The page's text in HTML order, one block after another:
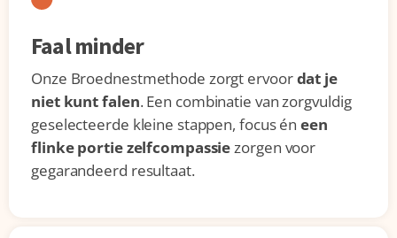
Faal minder
Onze Broednestmethode zorgt ervoordat je
niet kunt falen. Een combinatie van zorgvuldig
geselecteerde kleine stappen, focus éneen
flinke portie zelfcompassiezorgen voor
gegarandeerd resultaat.